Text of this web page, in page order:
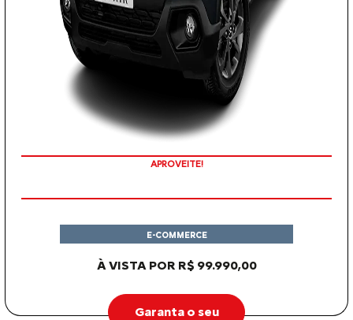
APROVEITE!
À VISTA POR R$ 99.990,00
E-COMMERCE
Garanta o seu